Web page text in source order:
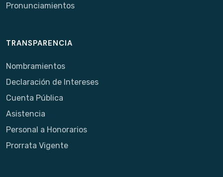
Pronunciamientos
TRANSPARENCIA
Nombramientos
Declaración de Intereses
Cuenta Pública
Asistencia
Personal a Honorarios
Prorrata Vigente